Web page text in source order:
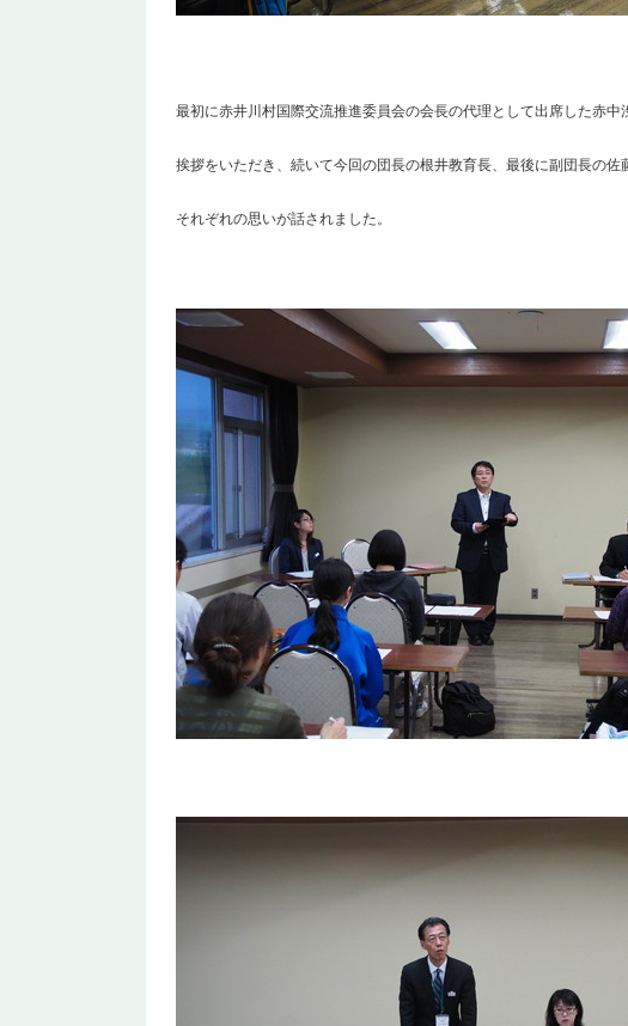
最初に赤井川村国際交流推進委員会の会長の代理として出席した赤中
挨拶をいただき、続いて今回の団長の根井教育長、最後に副団長の佐
それぞれの思いが話されました。